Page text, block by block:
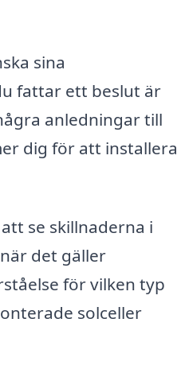
sina
fattar ett beslut är
anledningar till
dig för att installera
se skillnaderna i
det gäller
för vilken typ
solceller